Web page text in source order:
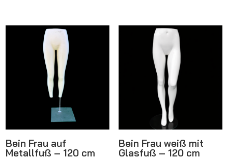
CHF 320.00.
Bein Frau auf
Metallfuß – 120 cm
Bein Frau weiß mit
Glasfuß – 120 cm